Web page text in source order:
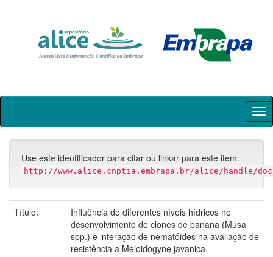
Skip
Use este identificador para citar ou linkar para este item:
http://www.alice.cnptia.embrapa.br/alice/handle/
Título:
Influência de diferentes níveis hídricos no
desenvolvimento de clones de banana (Musa
spp.) e interação de nematóides na avaliação de
resistência a Meloidogyne javanica.